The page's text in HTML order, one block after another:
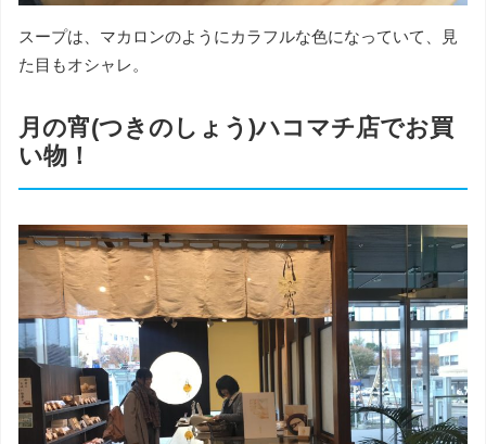
スープは、マカロンのようにカラフルな色になっていて、見
た目もオシャレ。
月の宵(つきのしょう)ハコマチ店でお買
い物！